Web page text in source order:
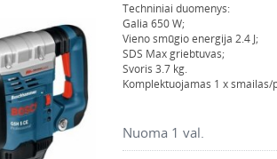
Techniniai duomenys:
Galia 650 W;
Vieno smūgio energija 2.4 J;
SDS Max griebtuvas;
Svoris 3.7 kg.
Komplektuojamas 1 x
Nuoma 1 val.